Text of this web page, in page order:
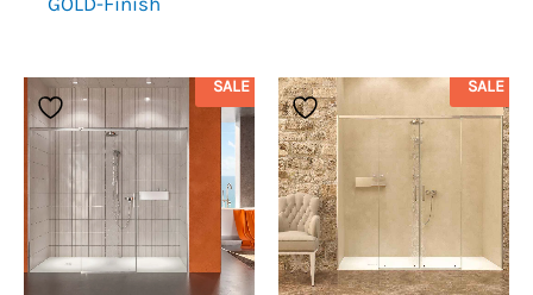
SALE SALE